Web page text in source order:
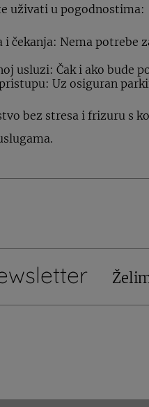
uživati u pogodnostima:
i čekanja: Nema
usluzi: Čak i ako bude
Uz osiguran
bez stresa i frizuru